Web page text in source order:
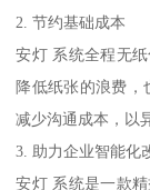
2. 节约基础成本
安灯 系统全程无
降低纸张的浪费，
减少沟通成本，以
3. 助力企业智能化
安灯 系统是一款